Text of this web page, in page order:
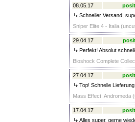
08.05.17
Schneller Versand,
Sniper Elite 4 - Italia
29.04.17
Perfekt! Absolut
Bioshock Complete
27.04.17
Top! Schnelle
Mass Effect: Andromeda
17.04.17
Alles super, gerne